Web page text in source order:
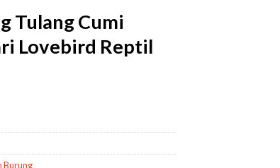
Tulang Cumi
Lovebird Reptil
Burung